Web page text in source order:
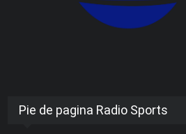
Pie de pagina Radio Sports